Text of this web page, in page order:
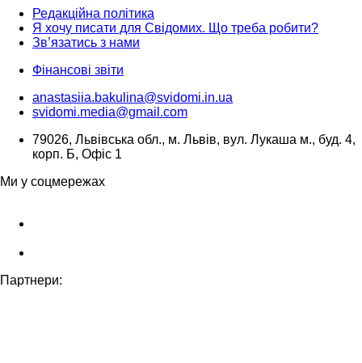
Редакційна політика
Я хочу писати для Свідомих. Що треба робити?
Зв’язатись з нами
Фінансові звіти
anastasiia.bakulina@svidomi.in.ua
svidomi.media@gmail.com
79026, Львівська обл., м. Львів, вул. Лукаша м., буд. 4,
корп. Б, Офіс 1
Ми у соцмережах
Партнери: